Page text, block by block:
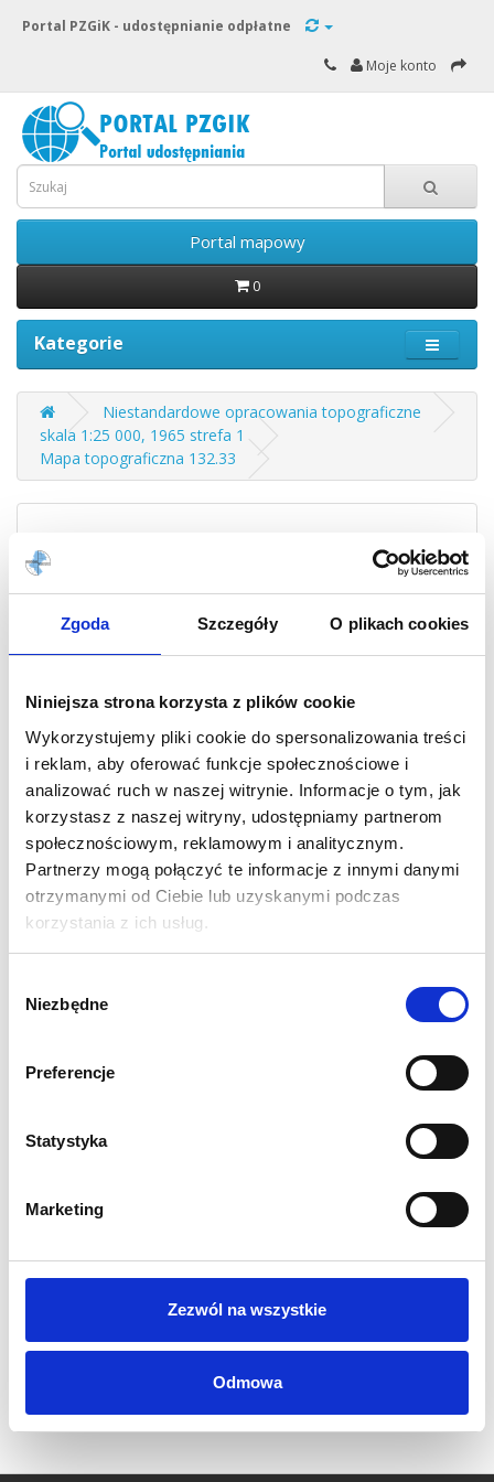
Zgoda Szczegóły O plikach cookies
Niniejsza strona korzysta z plików cookie
Wykorzystujemy pliki cookie do spersonalizowania treści
i reklam, aby oferować funkcje społecznościowe i
analizować ruch w naszej witrynie. Informacje o tym, jak
korzystasz z naszej witryny, udostępniamy partnerom
społecznościowym, reklamowym i analitycznym.
Partnerzy mogą połączyć te informacje z innymi danymi
otrzymanymi od Ciebie lub uzyskanymi podczas
korzystania z ich usług.
zgody
Niezbędne
Preferencje
Statystyka
Marketing
Zezwól na wszystkie
Odmowa
Portal PZGiK - udostępnianie odpłatne
Moje konto
Portal mapowy
0
Kategorie
Niestandardowe opracowania topograficzne
skala 1:25 000, 1965 strefa 1
Mapa topograficzna 132.33
Niestandardowe opracowanie topograficzne w skali 1:25000 i układzie
współrzędnych 1965 strefa 1.
Mapa topograficzna 132.33
Ostateczna wysokość opłaty za udostępnienie materiałów zasobu
zostanie podana na podstawie informacji podanych we wniosku na
forma udostępnienia: